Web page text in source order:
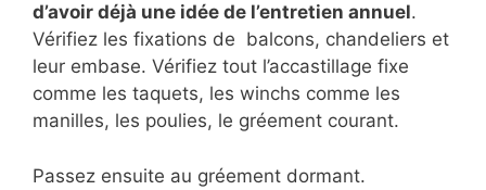
d’avoir déjà une idée de l’entretien annuel.
Vérifiez les fixations de balcons, chandeliers et
leur embase. Vérifiez tout l’accastillage fixe
comme les taquets, les winchs comme les
manilles, les poulies, le gréement courant.
Passez ensuite au gréement dormant.